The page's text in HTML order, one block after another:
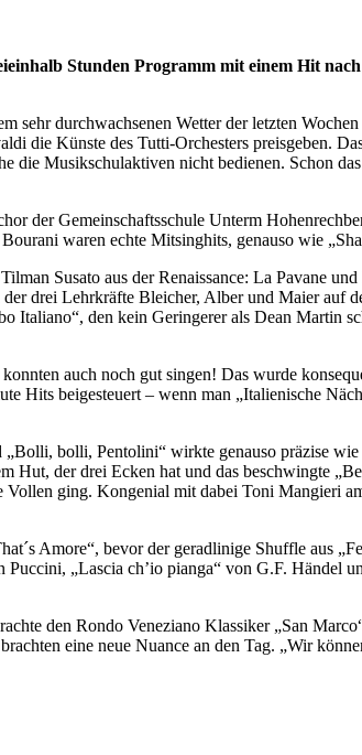
Stunden Programm mit einem Hit
sehr durchwachsenen Wetter der letzten
die Künste des Tutti-​Orchesters preisgeben.
Musikschulaktiven nicht bedienen. Schon
der Gemeinschaftsschule Unterm
waren echte Mitsinghits, genauso wie
Susato aus der Renaissance: La Pavane
drei Lehrkräfte Bleicher, Alber und Maier auf
Italiano“, den kein Geringerer als Dean Martin
auch noch gut singen! Das wurde
Hits beigesteuert – wenn man „Italienische
bolli, Pentolini“ wirkte genauso präzise
Hut, der drei Ecken hat und das beschwingte
ging. Kongenial mit dabei Toni Mangieri
Amore“, bevor der geradlinige Shuffle aus
Puccini, „Lascia ch’io pianga“ von G.F. Händel
den Rondo Veneziano Klassiker „San
eine neue Nuance an den Tag. „Wir